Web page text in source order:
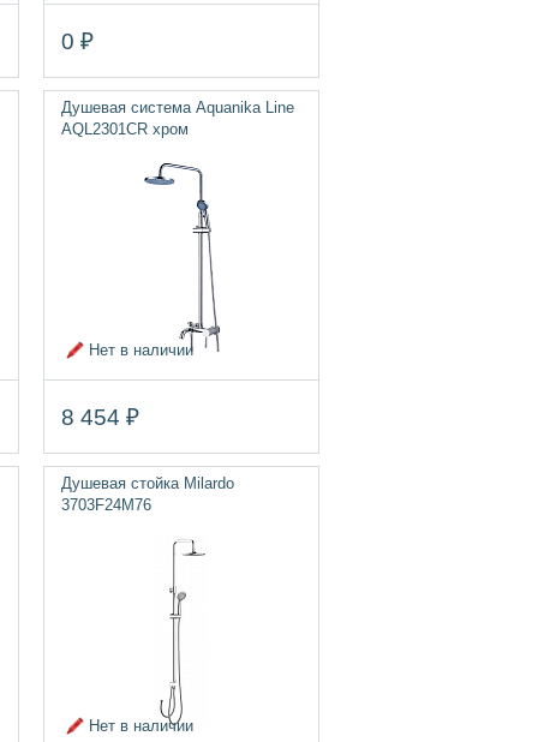
0 ₽
Душевая система Aquanika Line
AQL2301CR хром
Нет в наличии
8 454 ₽
Душевая стойка Milardo
3703F24M76
Нет в наличии